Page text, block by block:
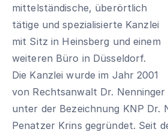
mittelständische, überörtlich
tätige und spezialisierte Kanzlei
mit Sitz in Heinsberg und einem
weiteren Büro in Düsseldorf.
Die Kanzlei wurde im Jahr 2001
von Rechtsanwalt Dr. Nenninger
unter der Bezeichnung KNP Dr.
Penatzer Krins gegründet. Seit